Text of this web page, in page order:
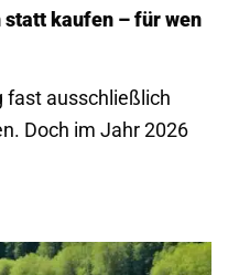
kaufen – für wen
fast ausschließlich
Doch im Jahr 2026